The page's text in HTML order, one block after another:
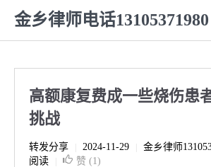
金乡律师电话13105371980
高额康复费成一些烧伤患
挑战
转发分享 2024-11-29 金乡律师
阅读
赞 (1)